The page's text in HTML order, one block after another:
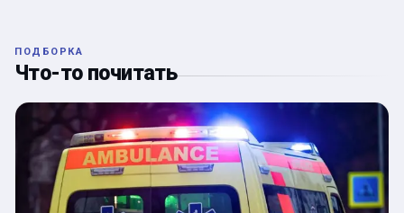
ПОДБОРКА
Что-то почитать